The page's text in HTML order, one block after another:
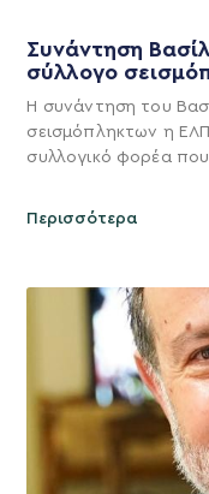
Συνάντηση
σύλλογο
Η συνάντηση του
σεισμόπληκτων η
συλλογικό φορέα
Περισσότερα